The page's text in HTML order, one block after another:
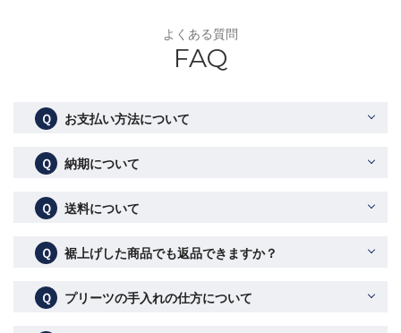
よくある質問
FAQ
Ｑ お支払い方法について
Ｑ 納期について
Ｑ 送料について
Ｑ 裾上げした商品でも返品できますか？
Ｑ プリーツの手入れの仕方について